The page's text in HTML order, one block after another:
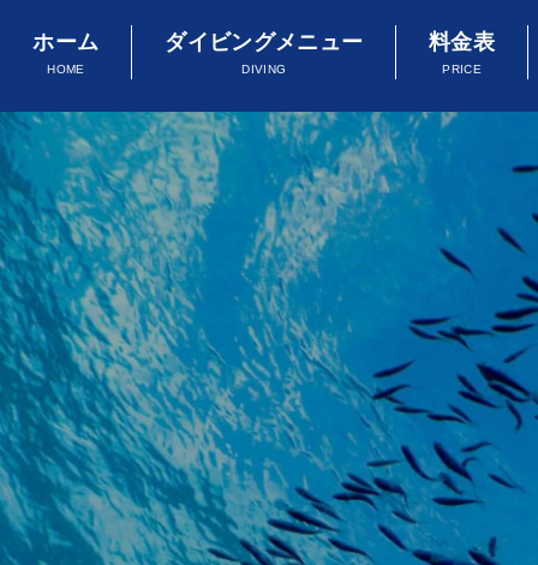
ホーム
HOME
ダイビングメニュー
DIVING
料金表
PRICE